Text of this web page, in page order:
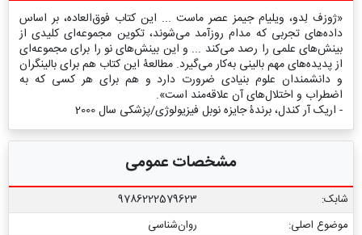
«ژوزف لِدو، ویلیام جیمز عصر ماست ... این کتاب فوق‌العاده، بر اساس
داده‌های تجربی که مدام روزآمد می‌شوند، تکوین مجموعه‌ای کلیدی از
بینش‌های علمی را رصد می‌کند ... و این بینش‌های نو را برای مجموعه‌ای
از پدیده‌های مهم بالینی به‌کار می‌گیرد. مطالعۀ این کتاب هم برای بالینگران
و دانشمندان علوم بنیادی ضرورت دارد و هم برای هر کسی که به
اضطراب و اختلال‌های آن علاقه‌مند است».
- اریک آر کندل، برندۀ جایزه نوبل فیزیولوژی/پزشکی سال 2000
مشخصات عمومی
شابک:
9786222579623
موضوع اصلی:
روان‌شناسی